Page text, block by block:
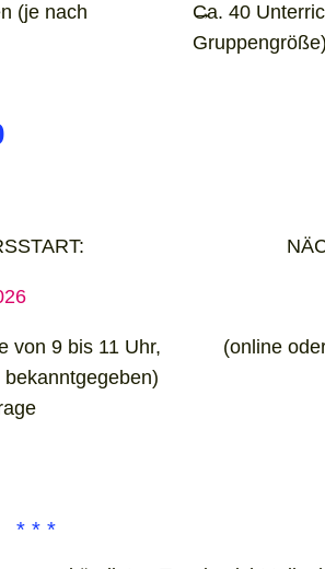
(je nach
von 9 bis 11 Uhr,
Ca. 40
Gruppengröße)
(online